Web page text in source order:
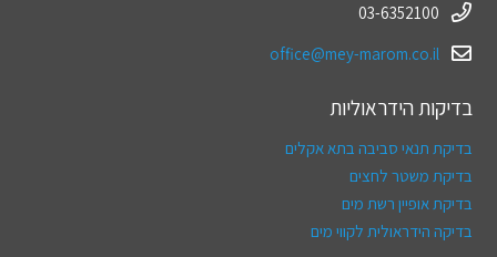
03-6352100
office@mey-marom.co.il
בדיקות הידראוליות
בדיקת תנאי סביבה בתא אקלים
בדיקת משטר לחצים
בדיקת אופיין רשת מים
בדיקה הידראולית לקווי מים